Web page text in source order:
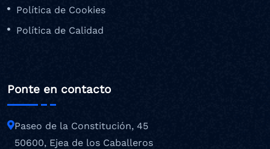
Política de Cookies
Política de Calidad
Ponte en contacto
Paseo de la Constitución, 45
50600, Ejea de los Caballeros